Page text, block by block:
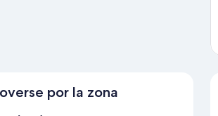
por la zona